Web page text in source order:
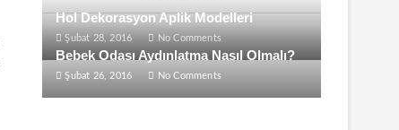
Hol Dekorasyon Aplik Modelleri
Şubat 28, 2016 No Comments
Bebek Odası Aydınlatma Nasıl Olmalı?
Şubat 26, 2016 No Comments